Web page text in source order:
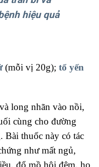
hiệu quả
(mỗi vị 20g); tổ yến
long nhãn vào nồi,
cùng cho đường
Bài thuốc này có tác
như mất ngủ,
đổ mồ hôi đêm, ho